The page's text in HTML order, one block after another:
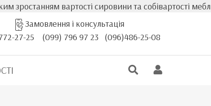
вартості сировини та собівартості меблів,
Замовлення і консультація
27-25
(099) 796 97 23 (096)486-25-08